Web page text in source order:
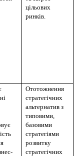
цільових
ринків.
Ототожнення
стратегічних
альтернатив з
типовими,
базовими
стратегіями
розвитку
стратегічних